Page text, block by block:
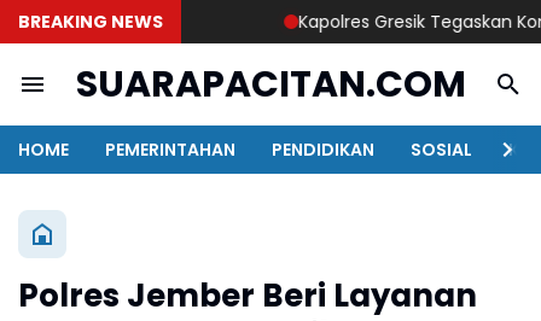
BREAKING NEWS Kapolres Gresik Tegaskan
SUARAPACITAN.COM
HOME PEMERINTAHAN PENDIDIKAN SOSIAL
Polres Jember Beri Layanan